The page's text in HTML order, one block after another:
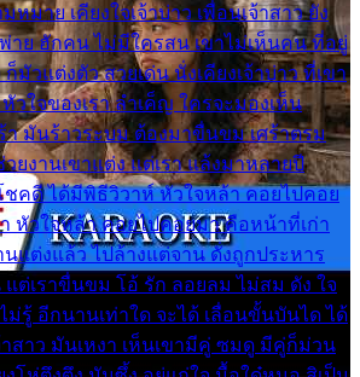
มาย เคียงใจเจ้าบ่าว เพื่อนเจ้าสาว ยัง
าย ฮักคน ไม่มีใครสน เขาไม่เห็นคน ที่อยู่
ก็มัวแต่งตัว สวยเด่น นั่งเคียงเจ้าบ่าว ที่เขา
หัวใจของเรา ลำเค็ญ ใครจะมองเห็น
า มันร้าวระบม ต้องมาขื่นขม เศร้าตรม
ยงานเขาแต่ง แต่เรา แล้งมาหลายปี
ชคดี ได้มีพิธีวิวาห์ หัวใจหล้า คอยไปคอย
หัวใจหล้า คอยไปคอยมา คือหน้าที่เก่า
นแต่งแล้ว ไปล้างแต่จาน ดั่งถูกประหาร
แต่เราขื่นขม โอ้ รัก ลอยลม ไม่สม ดัง ใจ
ม่รู้ อีกนานเท่าใด จะได้ เลื่อนขั้นบันได ได้
าสาว มันเหงา เห็นเขามีคู่ ซมดู มีคู่ก็ม่วน